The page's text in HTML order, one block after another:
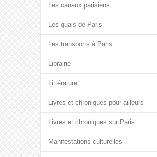
Les canaux parisiens
Les quais de Paris
Les transports à Paris
Librairie
Littérature
Livres et chroniques pour ailleurs
Livres et chroniques sur Paris
Manifestations culturelles